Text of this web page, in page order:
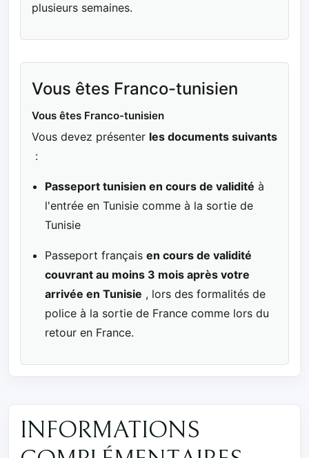
plusieurs semaines.
Vous êtes Franco-tunisien
Vous êtes Franco-tunisien
Vous devez présenter les documents suivants
:
Passeport tunisien en cours de validité à
l'entrée en Tunisie comme à la sortie de
Tunisie
Passeport françaisen cours de validité
couvrant au moins 3 mois après votre
arrivée en Tunisie , lors des formalités de
police à la sortie de France comme lors du
retour en France.
INFORMATIONS